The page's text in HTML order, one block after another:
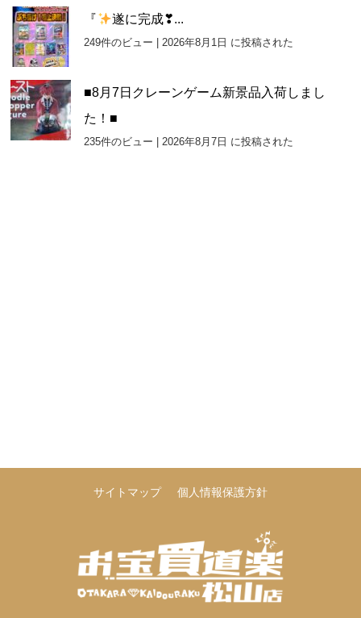
『 遂に完成❣...
249件のビュー |2026年8月1日 に投稿された
■8月7日クレーンゲーム新景品入荷しまし
た！■
235件のビュー |2026年8月7日 に投稿された
サイトマップ 個人情報保護方針